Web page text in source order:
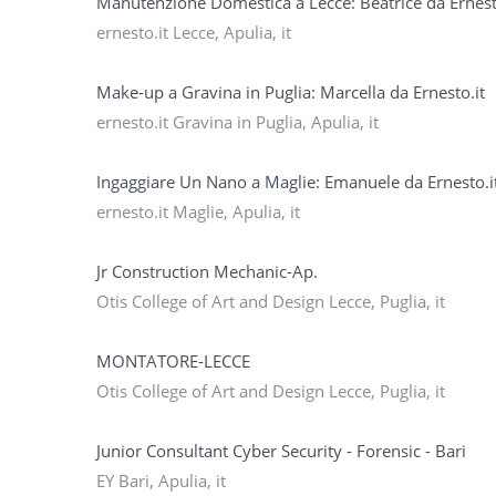
ernesto.it Lecce, Apulia, it
Make-up a Gravina in Puglia: Marcella da Ernesto.it
ernesto.it Gravina in Puglia, Apulia, it
Ingaggiare Un Nano a Maglie: Emanuele da
ernesto.it Maglie, Apulia, it
Jr Construction Mechanic-Ap.
Otis College of Art and Design Lecce, Puglia, it
MONTATORE-LECCE
Otis College of Art and Design Lecce, Puglia, it
Junior Consultant Cyber Security - Forensic - Bari
EY Bari, Apulia, it